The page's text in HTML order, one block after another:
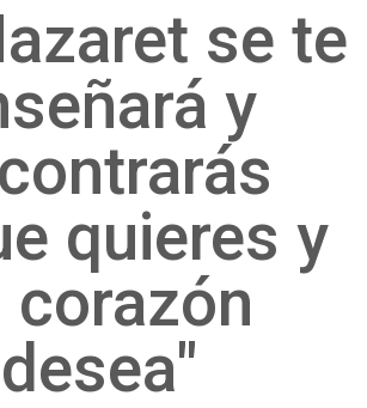
se te
y
quieres y
corazón
desea"